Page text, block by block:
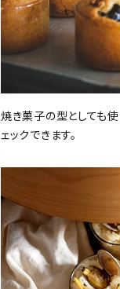
焼き菓子の型としても
ェックできます。